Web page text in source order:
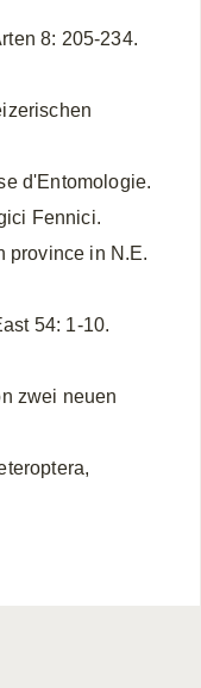
8: 205-234.
d'Entomologie.
Fennici.
province in N.E.
54: 1-10.
zwei neuen